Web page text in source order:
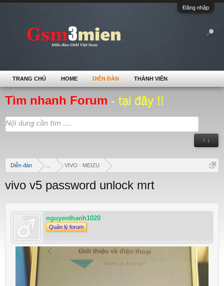
Đăng nhập
Tìm nhanh Forum - tại đây !!
↑ ↓
Diễn đàn VIVO - MEIZU
vivo v5 password unlock mrt
nguyenthanh1020
Quản lý forum
TRANG CHỦ HOME DIỄN ĐÀN THÀNH VIÊN